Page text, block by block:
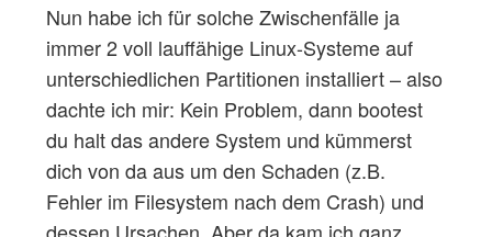
Nun habe ich für solche Zwischenfälle ja
immer 2 voll lauffähige Linux-Systeme auf
unterschiedlichen Partitionen installiert – also
dachte ich mir: Kein Problem, dann bootest
du halt das andere System und kümmerst
dich von da aus um den Schaden (z.B.
Fehler im Filesystem nach dem Crash) und